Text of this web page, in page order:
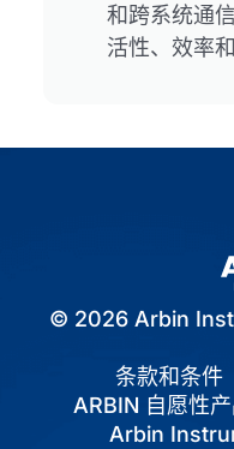
和跨系统通
活性、效率
© 2026 Arbin
条款和条件
ARBIN 自愿性
Arbin